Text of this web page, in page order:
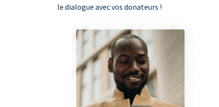
le dialogue avec vos donateurs !